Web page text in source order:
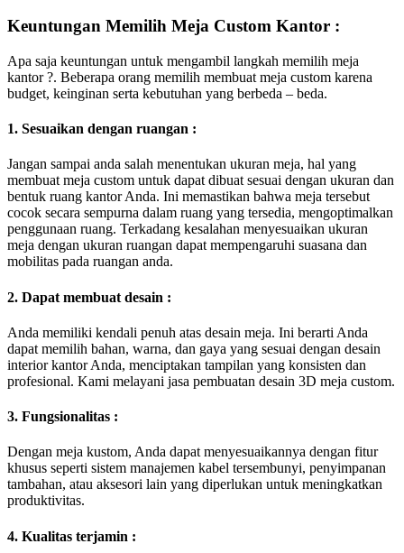
Keuntungan Memilih Meja Custom Kantor :
Apa saja keuntungan untuk mengambil langkah memilih meja
kantor ?. Beberapa orang memilih membuat meja custom karena
budget, keinginan serta kebutuhan yang berbeda – beda.
1. Sesuaikan dengan ruangan :
Jangan sampai anda salah menentukan ukuran meja, hal yang
membuat meja custom untuk dapat dibuat sesuai dengan ukuran dan
bentuk ruang kantor Anda. Ini memastikan bahwa meja tersebut
cocok secara sempurna dalam ruang yang tersedia, mengoptimalkan
penggunaan ruang. Terkadang kesalahan menyesuaikan ukuran
meja dengan ukuran ruangan dapat mempengaruhi suasana dan
mobilitas pada ruangan anda.
2. Dapat membuat desain :
Anda memiliki kendali penuh atas desain meja. Ini berarti Anda
dapat memilih bahan, warna, dan gaya yang sesuai dengan desain
interior kantor Anda, menciptakan tampilan yang konsisten dan
profesional. Kami melayani jasa pembuatan desain 3D meja custom.
3. Fungsionalitas :
Dengan meja kustom, Anda dapat menyesuaikannya dengan fitur
khusus seperti sistem manajemen kabel tersembunyi, penyimpanan
tambahan, atau aksesori lain yang diperlukan untuk meningkatkan
produktivitas.
4. Kualitas terjamin :